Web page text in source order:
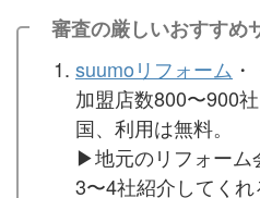
審査の厳しいおすすめ
suumoリフォーム
加盟店数800〜900
国、利用は無料。
▶︎地元のリフォーム
3〜4社紹介してく